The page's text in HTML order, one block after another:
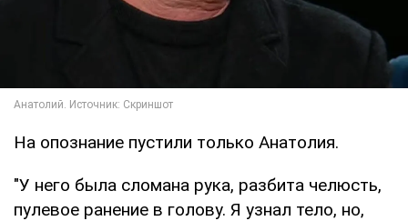
На опознание пустили только Анатолия.
"У него была сломана рука, разбита челюсть,
пулевое ранение в голову. Я узнал тело, но,